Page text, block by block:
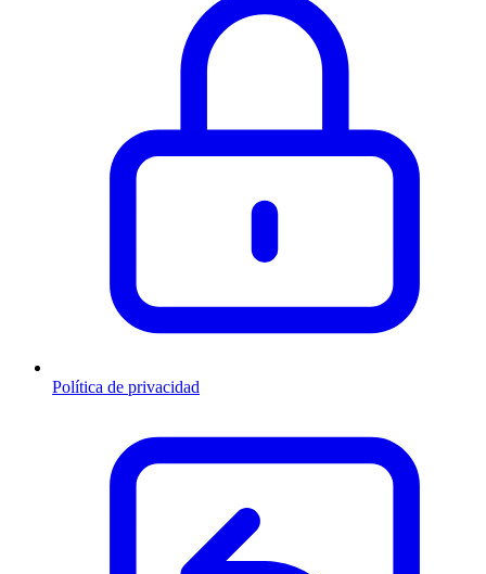
Política de privacidad